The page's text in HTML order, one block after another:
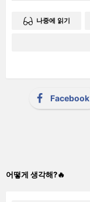
나중에 읽기
Facebook
어떻게 생각해?🔥